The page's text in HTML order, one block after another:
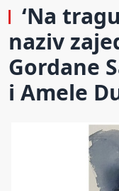
‘Na
naziv
Gordane
i Amele